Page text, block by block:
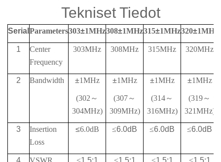
Tekniset Tiedot
Serial Parameters303±1MHz308±1MHz315±1MHz320±1MHz
1
Center
Frequency
303MHz 308MHz 315MHz 320MHz
2 Bandwidth ±1MHz
(302 ～
304MHz)
±1MHz
(307～
309MHz)
±1MHz
(314～
316MHz)
±1MHz
(319～
321MHz)
3
Insertion
Loss
≤6.0dB ≤6.0dB ≤6.0dB ≤6.0dB
4 VSWR ≤1.5:1 ≤1.5:1 ≤1.5:1 ≤1.5:1